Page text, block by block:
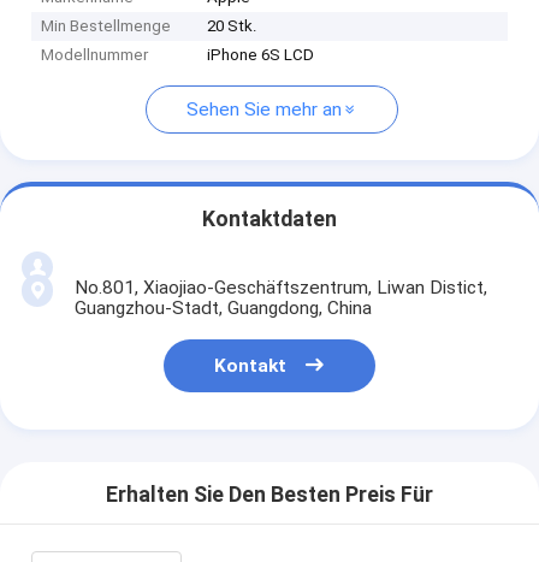
Min Bestellmenge
20 Stk.
Modellnummer
iPhone 6S LCD
Sehen Sie mehr an
Kontaktdaten
No.801, Xiaojiao-Geschäftszentrum, Liwan Distict,
Guangzhou-Stadt, Guangdong, China
Kontakt
Erhalten Sie Den Besten Preis Für